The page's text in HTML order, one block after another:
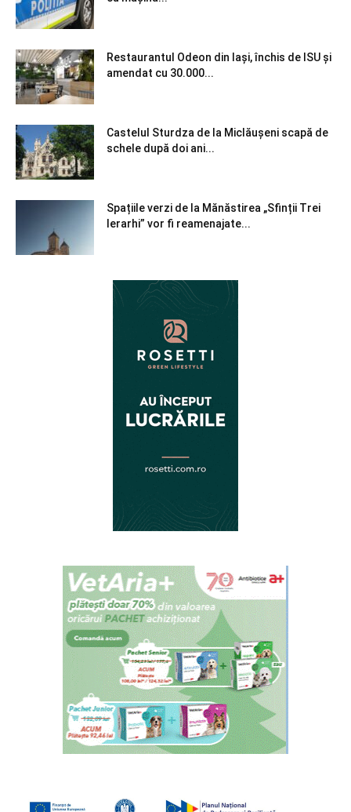
Restaurantul Odeon din Iași, închis de ISU și
amendat cu 30.000...
Castelul Sturdza de la Miclăușeni scapă de
schele după doi ani...
Spațiile verzi de la Mănăstirea „Sfinții Trei
Ierarhi” vor fi reamenajate...